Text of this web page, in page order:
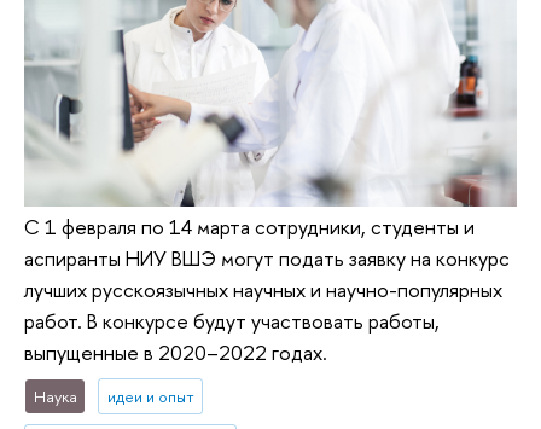
С 1 февраля по 14 марта сотрудники, студенты и
аспиранты НИУ ВШЭ могут подать заявку на конкурс
лучших русскоязычных научных и научно-популярных
работ. В конкурсе будут участвовать работы,
выпущенные в 2020–2022 годах.
Наука идеи и опыт